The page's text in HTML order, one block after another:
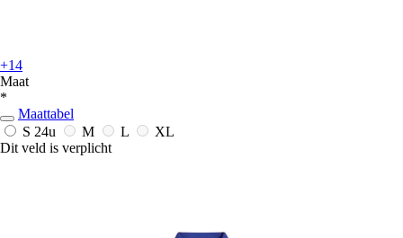
+14
Maat
*
Maattabel
S 24u M L
XL
Dit veld is verplicht